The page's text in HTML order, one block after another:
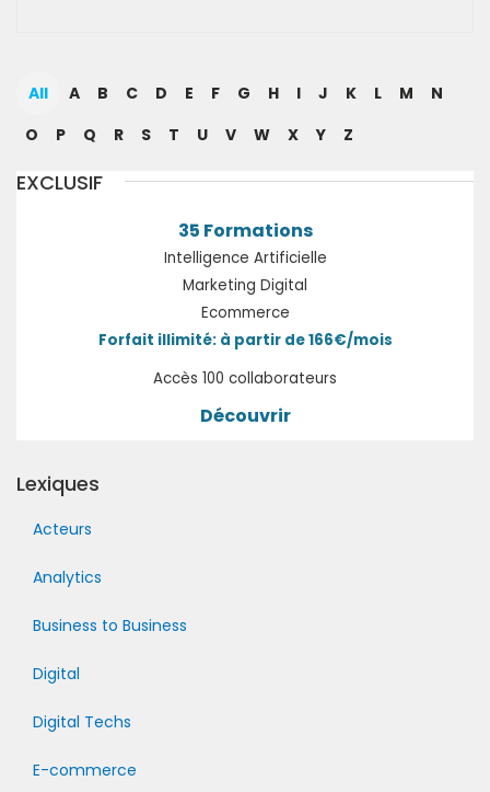
All A B C D E F G H I J K L M
N
O
P Q R S T U V W X Y Z
EXCLUSIF
35 Formations
Intelligence Artificielle
Marketing Digital
Ecommerce
Forfait illimité: à partir de 166€/mois
Accès 100 collaborateurs
Découvrir
Lexiques
Acteurs
Analytics
Business to Business
Digital
Digital Techs
E-commerce